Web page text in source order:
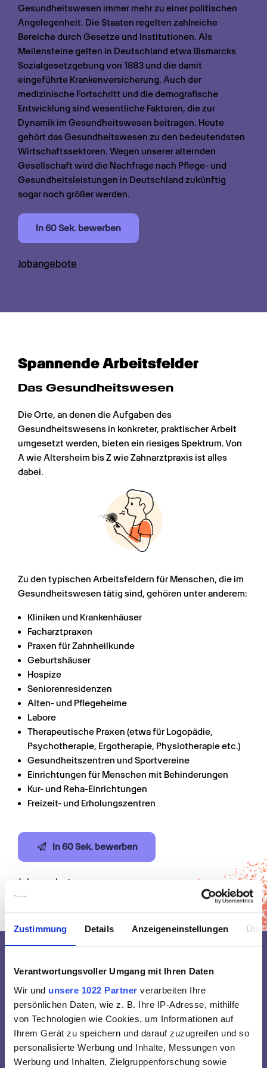
Zustimmung Details Anzeigeneinstellungen
Verantwortungsvoller Umgang mit Ihren Daten
Wir und unsere 1022 Partner verarbeiten Ihre
persönlichen Daten, wie z. B. Ihre IP-Adresse, mithilfe
von Technologien wie Cookies, um Informationen auf
Ihrem Gerät zu speichern und darauf zuzugreifen und so
personalisierte Werbung und Inhalte, Messungen von
Werbung und Inhalten, Zielgruppenforschung sowie
Gesundheitswesen immer mehr zu einer politischen
Angelegenheit. Die Staaten regelten zahlreiche
Bereiche durch Gesetze und Institutionen. Als
Meilensteine gelten in Deutschland etwa Bismarcks
Sozialgesetzgebung von 1883 und die damit
eingeführte Krankenversicherung. Auch der
medizinische Fortschritt und die demografische
Entwicklung sind wesentliche Faktoren, die zur
Dynamik im Gesundheitswesen beitragen. Heute
gehört das Gesundheitswesen zu den bedeutendsten
Wirtschaftssektoren. Wegen unserer alternden
Gesellschaft wird die Nachfrage nach Pflege- und
Gesundheitsleistungen in Deutschland zukünftig
sogar noch größer werden.
In 60 Sek. bewerben
Jobangebote
Spannende Arbeitsfelder
Das Gesundheitswesen
Die Orte, an denen die Aufgaben des
Gesundheitswesens in konkreter, praktischer Arbeit
umgesetzt werden, bieten ein riesiges Spektrum. Von
A wie Altersheim bis Z wie Zahnarztpraxis ist alles
dabei.
Zu den typischen Arbeitsfeldern für Menschen, die im
Gesundheitswesen tätig sind, gehören unter anderem:
Kliniken und Krankenhäuser
Facharztpraxen
Praxen für Zahnheilkunde
Geburtshäuser
Hospize
Seniorenresidenzen
Alten- und Pflegeheime
Labore
Therapeutische Praxen (etwa für Logopädie,
Psychotherapie, Ergotherapie, Physiotherapie etc.)
Gesundheitszentren und Sportvereine
Einrichtungen für Menschen mit Behinderungen
Kur- und Reha-Einrichtungen
Freizeit- und Erholungszentren
In 60 Sek. bewerben
Jobangebote
Deine Jobvorteile bei
Promedis24
Als Fachkraft | Assistenz im Bereich Pädagogik, Pflege
oder Medizin profitierst du bei Promedis24 von einer
ganzen Menge Benefits für Job und Privatleben: